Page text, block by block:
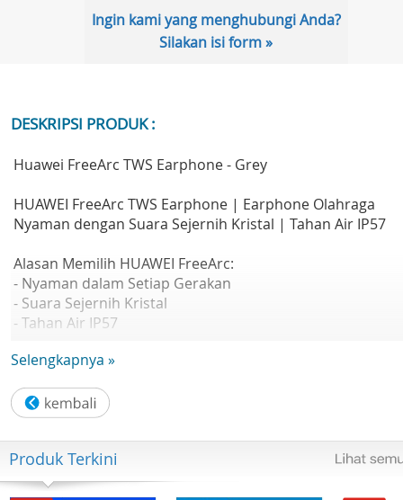
Ingin kami yang menghubungi Anda?
Silakan isi form »
DESKRIPSI PRODUK :
Huawei FreeArc TWS Earphone - Grey
HUAWEI FreeArc TWS Earphone | Earphone Olahraga
Nyaman dengan Suara Sejernih Kristal | Tahan Air IP57
Alasan Memilih HUAWEI FreeArc:
- Nyaman dalam Setiap Gerakan
- Suara Sejernih Kristal
- Tahan Air IP57
- Isi baterai dalam 10 menit untuk penggunaan selama 3
- Kompatibel dengan iOS & Android
Selengkapnya »
Produk Terkini